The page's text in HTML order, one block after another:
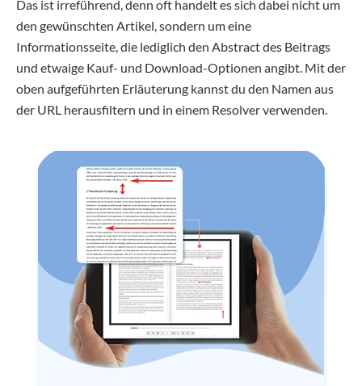
Das ist irreführend, denn oft handelt es sich dabei nicht um
den gewünschten Artikel, sondern um eine
Informationsseite, die lediglich den Abstract des Beitrags
und etwaige Kauf- und Download-Optionen angibt. Mit der
oben aufgeführten Erläuterung kannst du den Namen aus
der URL herausfiltern und in einem Resolver verwenden.